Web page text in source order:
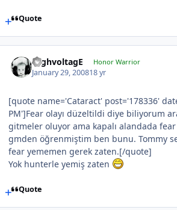
Quote
HighvoltagE Honor Warrior
January 29, 200818 yr
[quote name='Cataract' post='178336'
PM']Fear olayı düzeltildi diye biliyorum
gitmeler oluyor ama kapalı alandada
gmden öğrenmiştim ben bunu. Tommy
fear yememen gerek zaten.[/quote]
Yok hunterle yemiş zaten
Quote